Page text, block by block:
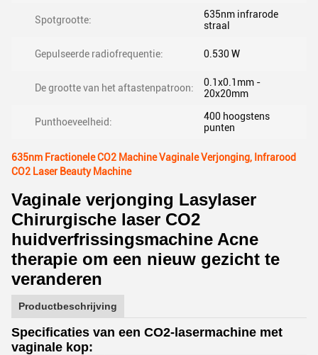
Spotgrootte:
635nm infrarode
straal
Gepulseerde radiofrequentie: 0.530 W
De grootte van het aftastenpatroon:
0.1x0.1mm -
20x20mm
Punthoeveelheid:
400 hoogstens
punten
635nm Fractionele CO2 Machine Vaginale Verjonging, Infrarood
CO2 Laser Beauty Machine
Vaginale verjonging Lasylaser
Chirurgische laser CO2
huidverfrissingsmachine Acne
therapie om een nieuw gezicht te
veranderen
Productbeschrijving
Specificaties van een CO2-lasermachine met
vaginale kop: